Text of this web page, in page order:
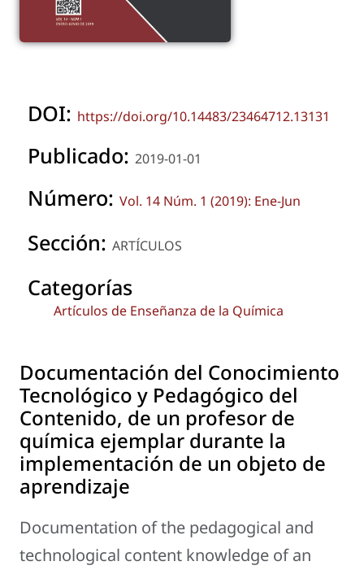
DOI: https://doi.org/10.14483/23464712.13131
Publicado: 2019-01-01
Número: Vol. 14 Núm. 1 (2019): Ene-Jun
Sección: ARTÍCULOS
Categorías
Artículos de Enseñanza de la Química
Documentación del Conocimiento
Tecnológico y Pedagógico del
Contenido, de un profesor de
química ejemplar durante la
implementación de un objeto de
aprendizaje
Documentation of the pedagogical and
technological content knowledge of an